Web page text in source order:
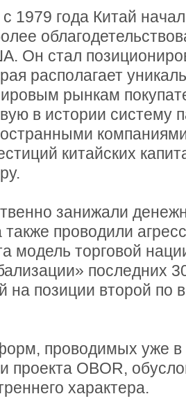
1979 года Китай
Он стал
располагает
рынкам
в истории систему
китайских
занижали
также проводили
модель торговой
последних
на позиции второй по
проводимых уже в
проекта OBOR,
характера.